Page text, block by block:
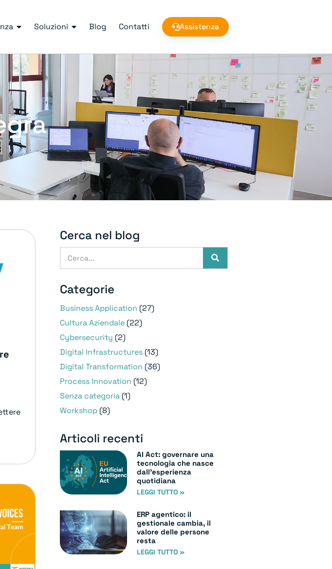
Soluzioni Blog Contatti Assistenza
Cerca nel blog
Categorie
Business Application (27)
Cultura Aziendale(22)
Cybersecurity (2)
Digital Infrastructures(13)
Digital Transformation (36)
Process Innovation (12)
Senza categoria(1)
Workshop(8)
Articoli recenti
AI Act: governare una
tecnologia che nasce
dall’esperienza
quotidiana
LEGGI TUTTO »
ERP agentico: il
gestionale cambia, il
valore delle persone
resta
LEGGI TUTTO »